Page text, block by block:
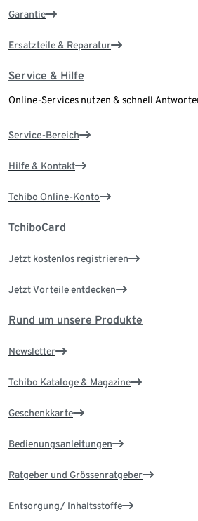
Garantie
Ersatzteile & Reparatur
Service & Hilfe
Online-Services nutzen & schnell
Service-Bereich
Hilfe & Kontakt
Tchibo Online-Konto
TchiboCard
Jetzt kostenlos registrieren
Jetzt Vorteile entdecken
Rund um unsere Produkte
Newsletter
Tchibo Kataloge & Magazine
Geschenkkarte
Bedienungsanleitungen
Ratgeber und Grössenratgeber
Entsorgung/ Inhaltsstoffe